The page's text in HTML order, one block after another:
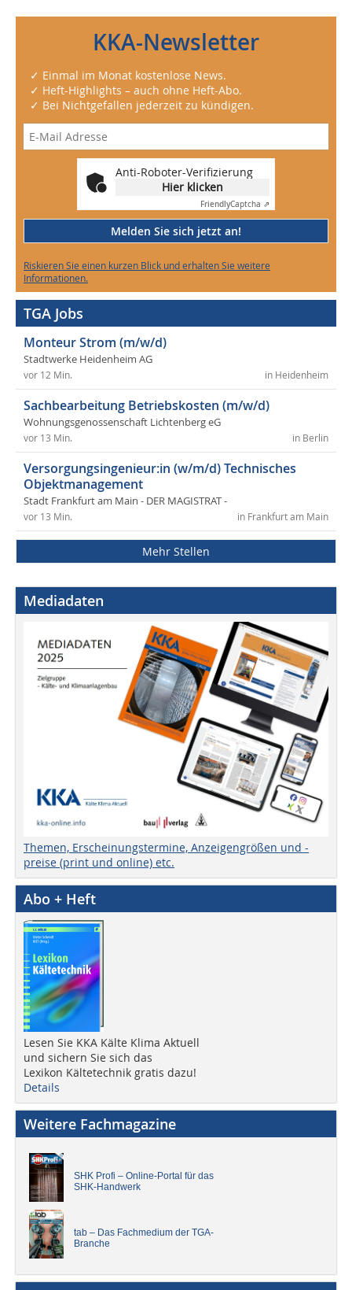
KKA-Newsletter
✓ Einmal im Monat kostenlose News.
✓ Heft-Highlights – auch ohne Heft-Abo.
✓ Bei Nichtgefallen jederzeit zu kündigen.
Anti-Roboter-Verifizierung
Hier klicken
FriendlyCaptcha ⇗
Melden Sie sich jetzt an!
Riskieren Sie einen kurzen Blick und erhalten Sie weitere
Informationen.
TGA Jobs
Monteur Strom (m/w/d)
Stadtwerke Heidenheim AG
in Heidenheim
vor 12 Min.
Sachbearbeitung Betriebskosten (m/w/d)
Wohnungsgenossenschaft Lichtenberg eG
in Berlin
vor 13 Min.
Versorgungsingenieur:in (w/m/d) Technisches
Objektmanagement
Stadt Frankfurt am Main - DER MAGISTRAT -
in Frankfurt am Main
vor 13 Min.
Mehr Stellen
Mediadaten
Themen, Erscheinungstermine, Anzeigengrößen und -
preise (print und online) etc.
Abo + Heft
Lesen Sie KKA Kälte Klima Aktuell
und sichern Sie sich das
Lexikon Kältetechnik gratis dazu!
Details
Weitere Fachmagazine
SHK Profi – Online-Portal für das
SHK-Handwerk
tab – Das Fachmedium der TGA-
Branche